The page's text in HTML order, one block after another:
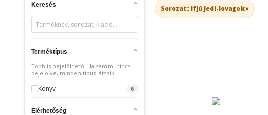
Keresés
Terméktípus
Több is bejelölhető. Ha semmi nincs
bejelölve, minden típus látszik.
Könyv 6
Elérhetőség
Sorozat: Ifjú Jedi-lovagok×